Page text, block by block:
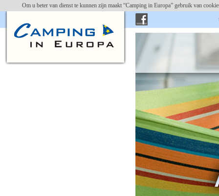
Om u beter van dienst te kunnen zijn maakt “Camping in Europa” gebruik van